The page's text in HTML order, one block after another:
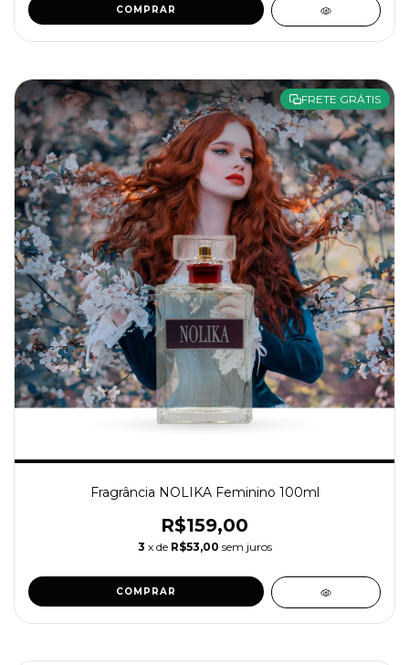
COMPRAR
FRETE GRÁTIS
Fragrância NOLIKA Feminino 100ml
R$159,00
3 x de R$53,00 sem juros
COMPRAR